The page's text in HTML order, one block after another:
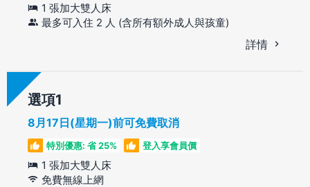
1 張加大雙人床
最多可入住 2 人 (含所有額外成人與孩童)
詳情
選項
8月17日(星期一)前可免費取消
特別優惠: 省 25% 登入享會員價
1 張加大雙人床
免費無線上網